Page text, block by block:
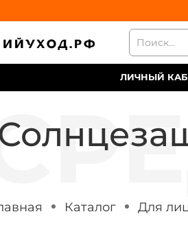
ЛИЧНЫЙ
Каталог Для